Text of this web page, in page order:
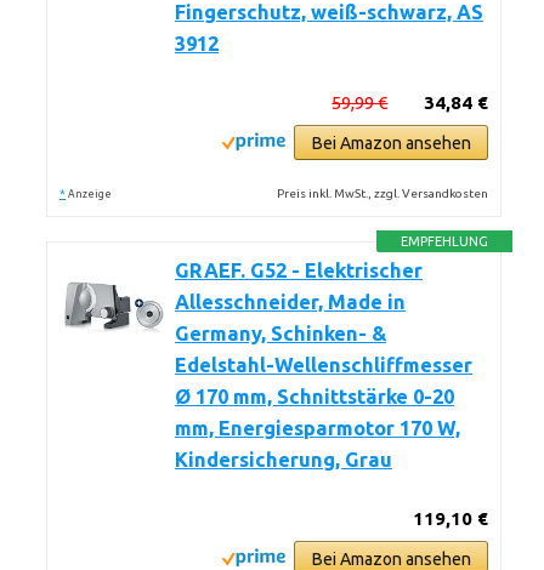
Fingerschutz, weiß-schwarz, AS
3912
34,84 €
59,99 €
Bei Amazon ansehen
* Anzeige Preis inkl. MwSt., zzgl. Versandkosten
EMPFEHLUNG
GRAEF. G52 - Elektrischer
Allesschneider, Made in
Germany, Schinken- &
Edelstahl-Wellenschliffmesser
Ø 170 mm, Schnittstärke 0-20
mm, Energiesparmotor 170 W,
Kindersicherung, Grau
119,10 €
Bei Amazon ansehen